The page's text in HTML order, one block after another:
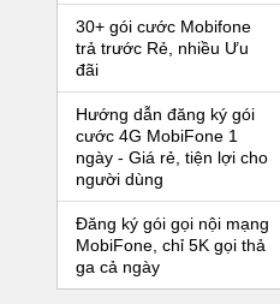
30+ gói cước Mobifone
trả trước Rẻ, nhiều Ưu
đãi
Hướng dẫn đăng ký gói
cước 4G MobiFone 1
ngày - Giá rẻ, tiện lợi cho
người dùng
Đăng ký gói gọi nội mạng
MobiFone, chỉ 5K gọi thả
ga cả ngày